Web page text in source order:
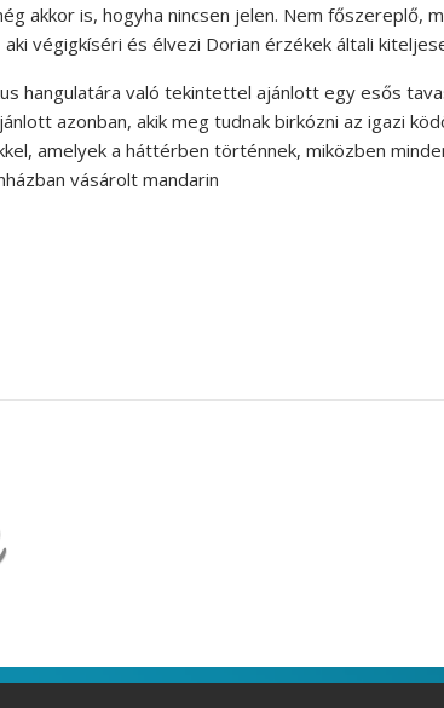
akkor is, hogyha nincsen jelen. Nem főszereplő,
végigkíséri és élvezi Dorian érzékek általi
hangulatára való tekintettel ajánlott egy esős
azonban, akik meg tudnak birkózni az igazi
amelyek a háttérben történnek, miközben
vásárolt mandarin